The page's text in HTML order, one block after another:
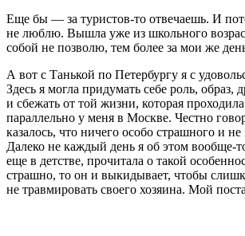
Еще бы — за туристов-то отвечаешь. И
не люблю. Вышла уже из школьного
собой не позволю, тем более за мои же
А вот с Танькой по Петербургу я с
Здесь я могла придумать себе роль, образ,
и сбежать от той жизни, которая
параллельно у меня в Москве. Честно
казалось, что ничего особо страшного и
Далеко не каждый день я об этом вообще-
еще в детстве, прочитала о такой
страшно, то он и выкидывает, чтобы
не травмировать своего хозяина. Мой